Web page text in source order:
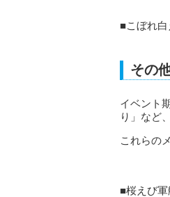
■こぼれ
その
イベント
り」など
これらの
■桜えび